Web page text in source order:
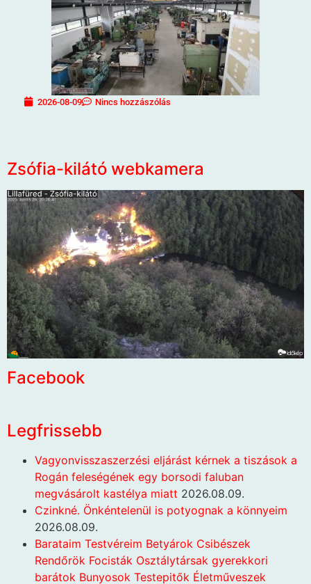
2026-08-09 Nincs hozzászólás
Zsófia-kilátó webkamera
Facebook
Legfrissebb
Vagyonvisszaszerzési eljárást kérnek a tiszások a
Rogán feleségének egy borsodi faluban
megvásárolt kastélya miatt 2026.08.09.
Czinkné. Önkéntelenül is potyognak a könnyeim
2026.08.09.
Barataim Testvéreim Betyárok Csibészek
Rendőrök Focisták Osztálytársak gyerekkori
barátok Bunyosok Testepitők Életműveszek